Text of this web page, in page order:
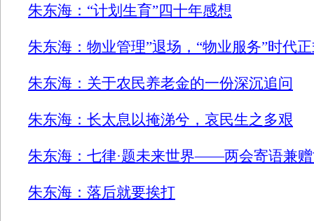
朱东海：“计划生育”四十年感想
朱东海：物业管理”退场，“物业服务”时代
朱东海：关于农民养老金的一份深沉追问
朱东海：长太息以掩涕兮，哀民生之多艰
朱东海：七律·题未来世界——两会寄语兼
朱东海：落后就要挨打